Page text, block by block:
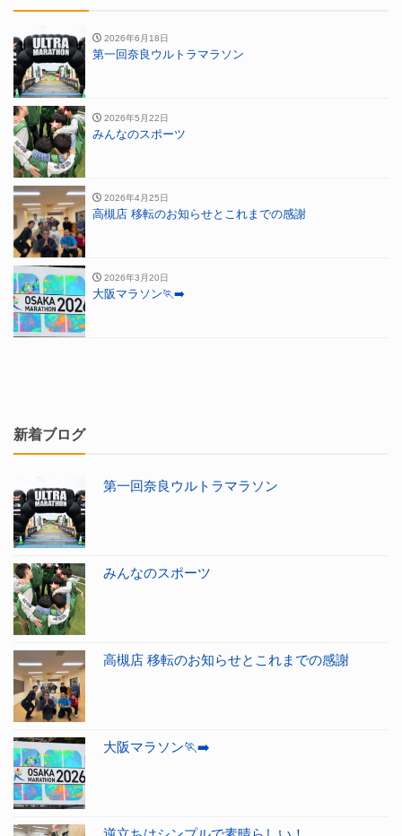
2026年6月18日
第一回奈良ウルトラマラソン
2026年5月22日
みんなのスポーツ
2026年4月25日
高槻店 移転のお知らせとこれまでの感謝
2026年3月20日
大阪マラソン🏃‍➡️
新着ブログ
第一回奈良ウルトラマラソン
みんなのスポーツ
高槻店 移転のお知らせとこれまでの感謝
大阪マラソン🏃‍➡️